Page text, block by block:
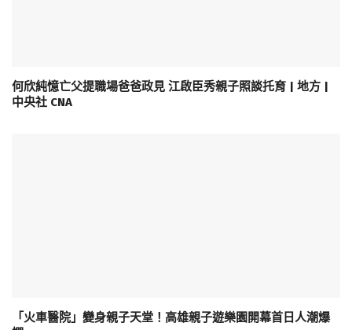
何欣純憶亡父提職場爸爸政見 江啟臣秀親子照談托育 | 地方 |
中央社 CNA
「火車醫院」變身親子天堂！高雄親子遊樂園開幕首日人潮爆